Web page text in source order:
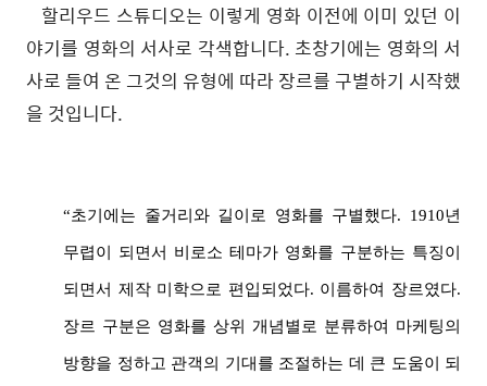
할리우드 스튜디오는 이렇게 영화 이전에 이미 있던 이
야기를 영화의 서사로 각색합니다. 초창기에는 영화의 서
사로 들여 온 그것의 유형에 따라장르를 구별하기 시작했
을 것입니다.
“초기에는 줄거리와 길이로 영화를 구별했다. 1910년
무렵이 되면서 비로소 테마가 영화를 구분하는 특징이
되면서 제작 미학으로 편입되었다. 이름하여 장르였다.
장르 구분은 영화를 상위 개념별로 분류하여 마케팅의
방향을 정하고 관객의 기대를 조절하는 데 큰 도움이 되